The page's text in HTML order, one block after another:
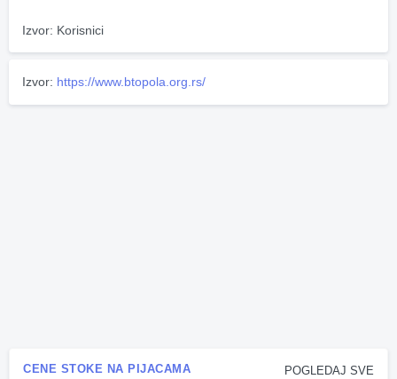
Izvor: Korisnici
Izvor: https://www.btopola.org.rs/
POGLEDAJ SVE
CENE STOKE NA PIJACAMA